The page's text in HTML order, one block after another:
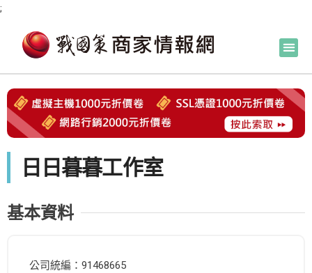
;
日日暮暮工作室
基本資料
公司統編：91468665